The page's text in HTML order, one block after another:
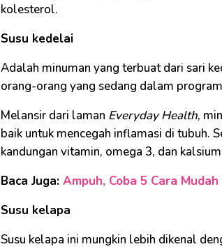
kolesterol.
Susu kedelai
Adalah minuman yang terbuat dari sari
orang-orang yang sedang dalam
Melansir dari laman Everyday Health,
baik untuk mencegah inflamasi di tubuh.
kandungan vitamin, omega 3, dan
Baca Juga: Ampuh, Coba 5 Cara
Susu kelapa
Susu kelapa ini mungkin lebih dikenal